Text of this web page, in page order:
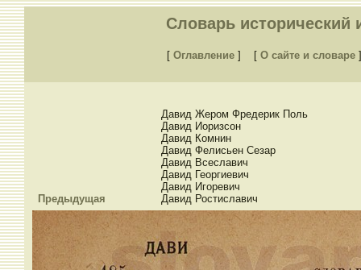
Словарь исторический
[ Оглавление] [ О сайте и словаре
Давид Жером Фредерик Поль
Давид Иоризсон
Давид Комнин
Давид Фелисьен Сезар
Давид Всеславич
Давид Георгиевич
Давид Игоревич
Давид Ростиславич
Предыдущая